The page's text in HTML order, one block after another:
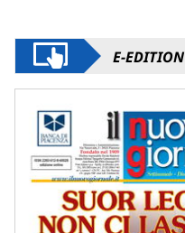
E-EDITION